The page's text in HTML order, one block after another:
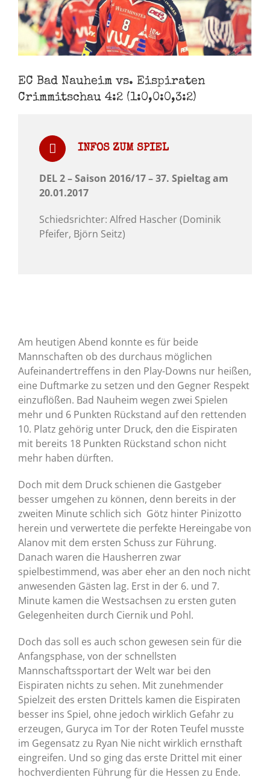
EC Bad Nauheim vs. Eispiraten
Crimmitschau 4:2 (1:0,0:0,3:2)
INFOS ZUM SPIEL
DEL 2 – Saison 2016/17 – 37. Spieltag am
20.01.2017
Schiedsrichter: Alfred Hascher (Dominik
Pfeifer, Björn Seitz)
Am heutigen Abend konnte es für beide
Mannschaften ob des durchaus möglichen
Aufeinandertreffens in den Play-Downs nur heißen,
eine Duftmarke zu setzen und den Gegner Respekt
einzuflößen. Bad Nauheim wegen zwei Spielen
mehr und 6 Punkten Rückstand auf den rettenden
10. Platz gehörig unter Druck, den die Eispiraten
mit bereits 18 Punkten Rückstand schon nicht
mehr haben dürften.
Doch mit dem Druck schienen die Gastgeber
besser umgehen zu können, denn bereits in der
zweiten Minute schlich sich Götz hinter Pinizotto
herein und verwertete die perfekte Hereingabe von
Alanov mit dem ersten Schuss zur Führung.
Danach waren die Hausherren zwar
spielbestimmend, was aber eher an den noch nicht
anwesenden Gästen lag. Erst in der 6. und 7.
Minute kamen die Westsachsen zu ersten guten
Gelegenheiten durch Ciernik und Pohl.
Doch das soll es auch schon gewesen sein für die
Anfangsphase, von der schnellsten
Mannschaftssportart der Welt war bei den
Eispiraten nichts zu sehen. Mit zunehmender
Spielzeit des ersten Drittels kamen die Eispiraten
besser ins Spiel, ohne jedoch wirklich Gefahr zu
erzeugen, Guryca im Tor der Roten Teufel musste
im Gegensatz zu Ryan Nie nicht wirklich ernsthaft
eingreifen. Und so ging das erste Drittel mit einer
hochverdienten Führung für die Hessen zu Ende.